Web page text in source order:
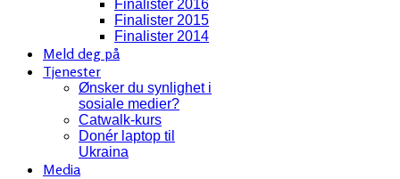
Finalister 2016
Finalister 2015
Finalister 2014
Meld deg på
Tjenester
Ønsker du synlighet i
sosiale medier?
Catwalk-kurs
Donér laptop til
Ukraina
Media